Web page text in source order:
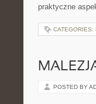
praktyczne
CATEGORIES:
POSTED BY